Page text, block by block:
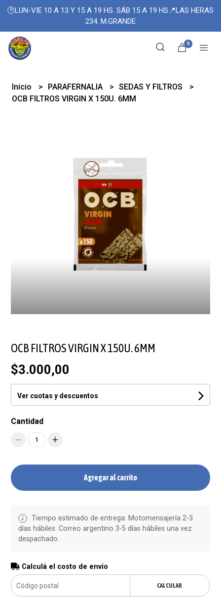
🕑LUN-VIE 10 A 13 Y 15 A 19 HS. SÁB 15 A 19 HS📍LAS HERAS
234. M.GRANDE
0
Inicio PARAFERNALIA
SEDAS Y FILTROS
OCB FILTROS VIRGIN X 150U. 6MM
OCB FILTROS VIRGIN X 150U. 6MM
$3.000,00
Ver cuotas y descuentos
Cantidad
1
Agregar al carrito
Tiempo estimado de entrega: Motomensajería 2-3
días hábiles. Correo argentino 3-5 días hábiles una vez
despachado.
Calculá el costo de envío
CALCULAR